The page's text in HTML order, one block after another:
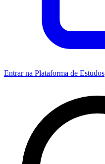
Entrar na Plataforma de Estudos